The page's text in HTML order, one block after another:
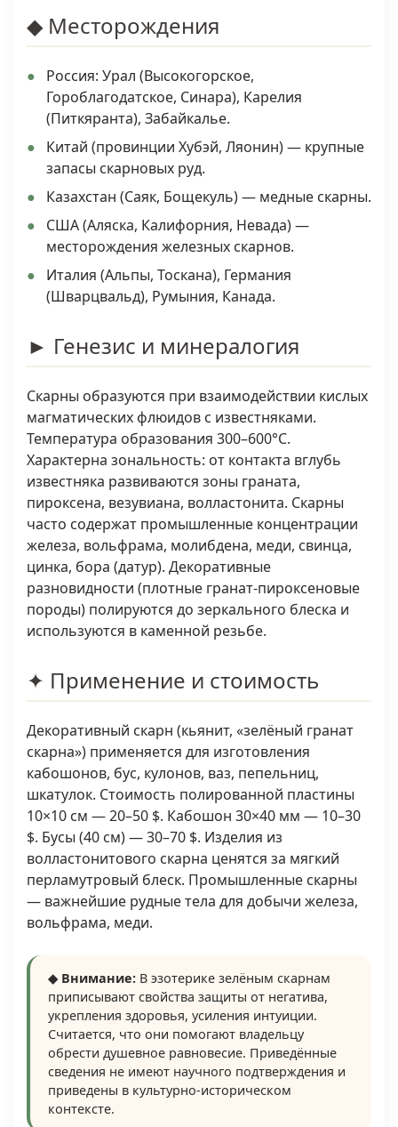
◆ Месторождения
Россия: Урал (Высокогорское,
Гороблагодатское, Синара), Карелия
(Питкяранта), Забайкалье.
Китай (провинции Хубэй, Ляонин) — крупные
запасы скарновых руд.
Казахстан (Саяк, Бощекуль) — медные скарны.
США (Аляска, Калифорния, Невада) —
месторождения железных скарнов.
Италия (Альпы, Тоскана), Германия
(Шварцвальд), Румыния, Канада.
► Генезис и минералогия
Скарны образуются при взаимодействии кислых
магматических флюидов с известняками.
Температура образования 300–600°C.
Характерна зональность: от контакта вглубь
известняка развиваются зоны граната,
пироксена, везувиана, волластонита. Скарны
часто содержат промышленные концентрации
железа, вольфрама, молибдена, меди, свинца,
цинка, бора (датур). Декоративные
разновидности (плотные гранат-пироксеновые
породы) полируются до зеркального блеска и
используются в каменной резьбе.
✦ Применение и стоимость
Декоративный скарн (кьянит, «зелёный гранат
скарна») применяется для изготовления
кабошонов, бус, кулонов, ваз, пепельниц,
шкатулок. Стоимость полированной пластины
10×10 см — 20–50 $. Кабошон 30×40 мм — 10–30
$. Бусы (40 см) — 30–70 $. Изделия из
волластонитового скарна ценятся за мягкий
перламутровый блеск. Промышленные скарны
— важнейшие рудные тела для добычи железа,
вольфрама, меди.
◆ Внимание: В эзотерике зелёным скарнам
приписывают свойства защиты от негатива,
укрепления здоровья, усиления интуиции.
Считается, что они помогают владельцу
обрести душевное равновесие. Приведённые
сведения не имеют научного подтверждения и
приведены в культурно-историческом
контексте.